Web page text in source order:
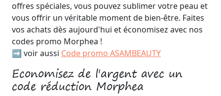
offres spéciales, vous pouvez sublimer votre peau et
vous offrir un véritable moment de bien-être. Faites
vos achats dès aujourd'hui et économisez avec nos
codes promo Morphea !
➡️ voir aussi Code promo ASAMBEAUTY
Economisez de l'argent avec un
code réduction Morphea